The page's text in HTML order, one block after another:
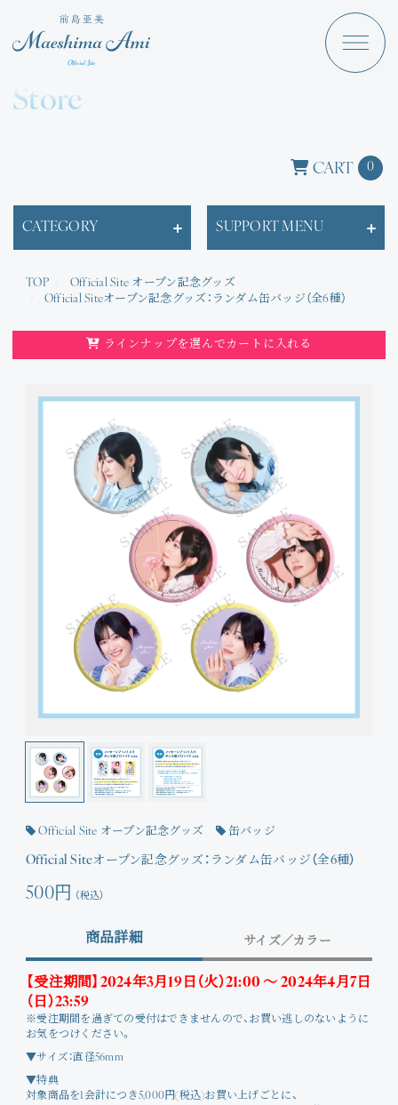
Maeshima Ami Discography
Store
Angraecum Login
Photo
Movie
Wallpaper
Voice
Amitami Chat
回想録
Store
CART 0
CATEGORY SUPPORT MENU
TOP
Official Site オープン記念グッズ
Official Siteオープン記念グッズ：ランダム缶バッジ（全6種）
ラインナップを選んでカートに入れる
Official Site オープン記念グッズ 缶バッジ
Official Siteオープン記念グッズ：ランダム缶バッジ（全6種）
500円 （税込）
商品詳細 サイズ／カラー
【受注期間】2024年3月19日（火）21:00 〜 2024年4月7日
（日）23:59
※受注期間を過ぎての受付はできませんので、お買い逃しのないように
お気をつけください。
▼サイズ：直径56mm
▼特典
対象商品を1会計につき5,000円(税込)お買い上げごとに、